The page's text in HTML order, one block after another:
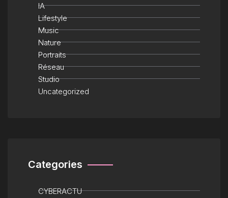
IA
Lifestyle
Music
Nature
Portraits
Réseau
Studio
Uncategorized
Categories
CYBERACTU